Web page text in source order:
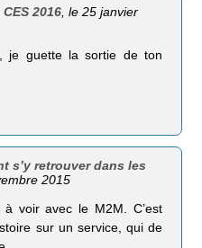
2016 , le 25 janvier
je guette la sortie de ton
s’y retrouver dans les
2015
voir avec le M2M. C’est
sur un service, qui de